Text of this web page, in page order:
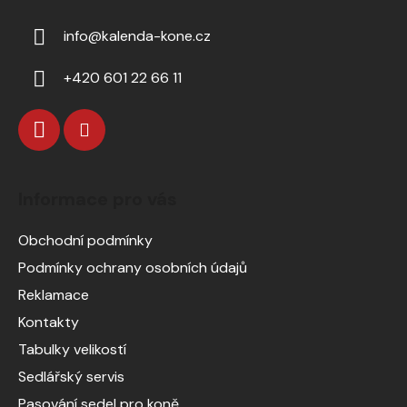
info@kalenda-kone.cz
+420 601 22 66 11
Obchodní podmínky
Podmínky ochrany osobních údajů
Reklamace
Kontakty
Tabulky velikostí
Sedlářský servis